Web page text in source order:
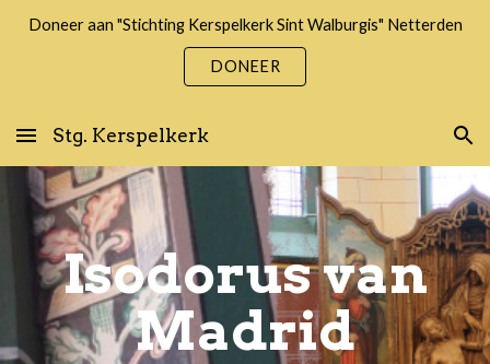
Skip to navigation
Doneer aan "Stichting Kerspelkerk Sint Walburgis" Netterden
DONEER
Stg. Kerspelkerk
Isodorus van
Madrid